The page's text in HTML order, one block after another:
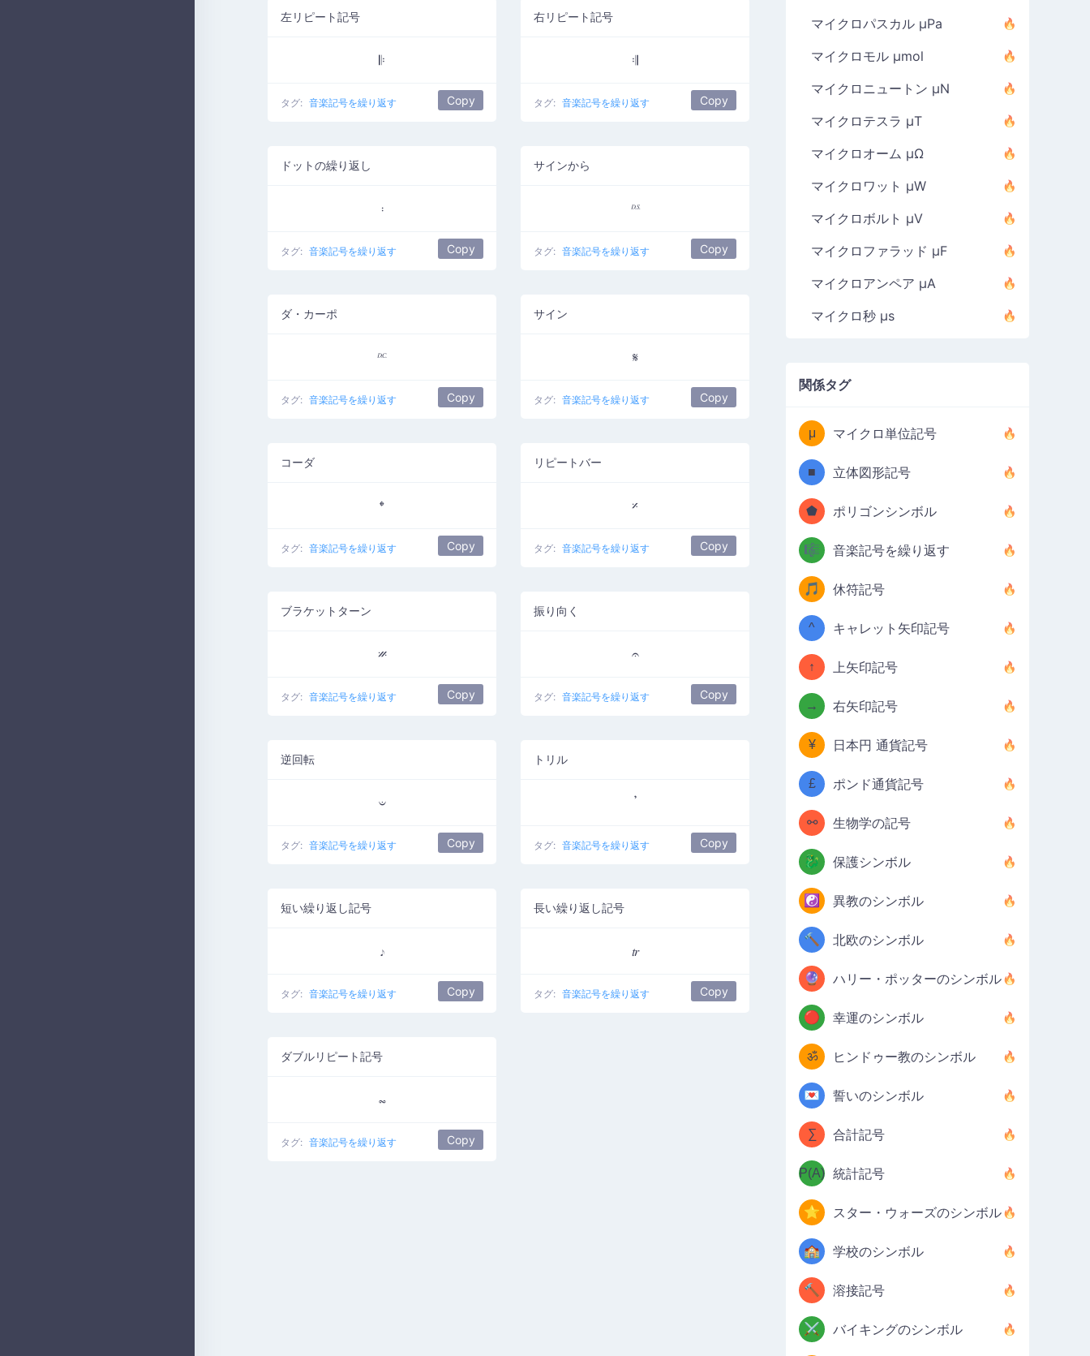
左リピート記号
𝄆
タグ: 音楽記号を繰り返す Copy
右リピート記号
𝄇
タグ: 音楽記号を繰り返す Copy
ドットの繰り返し
𝄈
タグ: 音楽記号を繰り返す Copy
サインから
𝄉
タグ: 音楽記号を繰り返す Copy
ダ・カーポ
𝄊
タグ: 音楽記号を繰り返す Copy
サイン
𝄋
タグ: 音楽記号を繰り返す Copy
コーダ
𝄌
タグ: 音楽記号を繰り返す Copy
リピートバー
𝄎
タグ: 音楽記号を繰り返す Copy
ブラケットターン
𝄏
タグ: 音楽記号を繰り返す Copy
振り向く
𝄐
タグ: 音楽記号を繰り返す Copy
逆回転
𝄑
タグ: 音楽記号を繰り返す Copy
トリル
𝄒
タグ: 音楽記号を繰り返す Copy
短い繰り返し記号
𝆕
タグ: 音楽記号を繰り返す Copy
長い繰り返し記号
𝆖
タグ: 音楽記号を繰り返す Copy
ダブルリピート記号
𝆗
タグ: 音楽記号を繰り返す Copy
マイクロパスカル µPa
マイクロモル µmol
マイクロニュートン µN
マイクロテスラ µT
マイクロオーム µΩ
マイクロワット µW
マイクロボルト µV
マイクロファラッド µF
マイクロアンペア µA
マイクロ秒 µs
関係タグ
μ マイクロ単位記号
■ 立体図形記号
⬟ ポリゴンシンボル
🎼 音楽記号を繰り返す
🎵 休符記号
^ キャレット矢印記号
↑ 上矢印記号
→ 右矢印記号
¥ 日本円 通貨記号
£ ポンド通貨記号
⚯ 生物学の記号
🐉 保護シンボル
☯️ 異教のシンボル
🔨 北欧のシンボル
🔮 ハリー・ポッターのシンボル
🔴 幸運のシンボル
ॐ ヒンドゥー教のシンボル
💌 誓いのシンボル
∑ 合計記号
P(A) 統計記号
⭐ スター・ウォーズのシンボル
🏫 学校のシンボル
🔨 溶接記号
⚔️ バイキングのシンボル